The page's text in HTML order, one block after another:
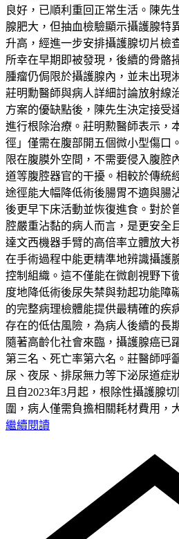
良好，已順利重回正常生活。陳先
腺肥大，但抽血檢驗顯示攝護腺特
升高，經進一步安排攝護腺切片檢
所幸在早期即被發現，後續的骨骼
腫瘤仍侷限於攝護腺內，並未出現
莊明勳醫師與病人詳細討論放射線
方案的優缺點後，陳先生決定接受
進行根除治療。莊明勲醫師表示，
徑」僅需在腹部開五個微小型傷口
限在腹膜外空間，不需要侵入腹腔
道等腹腔器官的干擾。相較於傳統
途徑能大幅降低術後腸胃不適與腸
後更早下床活動並恢復進食。對於
腔嚴重沾黏的病人而言，是更安全
達文西機器手臂的高倍率立體放大
在手術過程中能更精準地辨識攝護
控制組織。這不僅能在微創視野下
度地降低術後尿失禁與勃起功能障
的完整病理檢體能提供最精確的疾
存在的低估風險，為病人後續的長
隨著高齡化社會來臨，攝護腺癌已
第三名、死亡率第六名。莊醫師呼
尿、夜尿、排尿無力等下泌尿道症
且自2023年3月起，根除性攝護腺
圍，病人僅需負擔相關耗材費用，
繼續閱讀